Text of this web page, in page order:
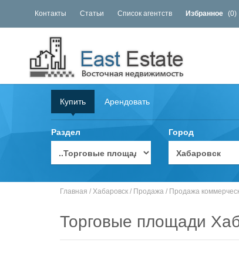
Контакты Статьи Список агентств Избранное (0)
Купить Арендовать
Раздел Город
Главная / Хабаровск / Продажа / Продажа
Торговые площади